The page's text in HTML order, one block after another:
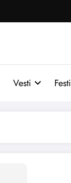
Vesti